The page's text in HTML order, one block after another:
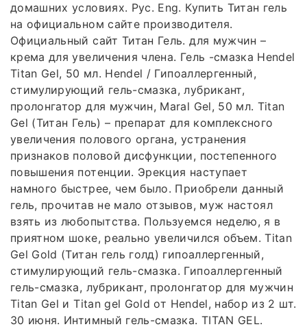
домашних условиях. Рус. Eng. Купить Титан гель
на официальном сайте производителя.
Официальный сайт Титан Гель. для мужчин –
крема для увеличения члена. Гель -смазка Hendel
Titan Gel, 50 мл. Hendel / Гипоаллергенный,
стимулирующий гель-смазка, лубрикант,
пролонгатор для мужчин, Maral Gel, 50 мл. Titan
Gel (Титан Гель) – препарат для комплексного
увеличения полового органа, устранения
признаков половой дисфункции, постепенного
повышения потенции. Эрекция наступает
намного быстрее, чем было. Приобрели данный
гель, прочитав не мало отзывов, муж настоял
взять из любопытства. Пользуемся неделю, я в
приятном шоке, реально увеличился объем. Titan
Gel Gold (Титан гель голд) гипоаллергенный,
стимулирующий гель-смазка. Гипоаллергенный
гель-смазка, лубрикант, пролонгатор для мужчин
Titan Gel и Titan gel Gold от Hendel, набор из 2 шт.
30 июня. Интимный гель-смазка. TITAN GEL.